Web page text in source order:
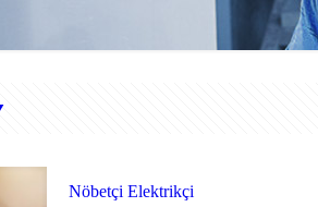
Nöbetçi Elektrikçi